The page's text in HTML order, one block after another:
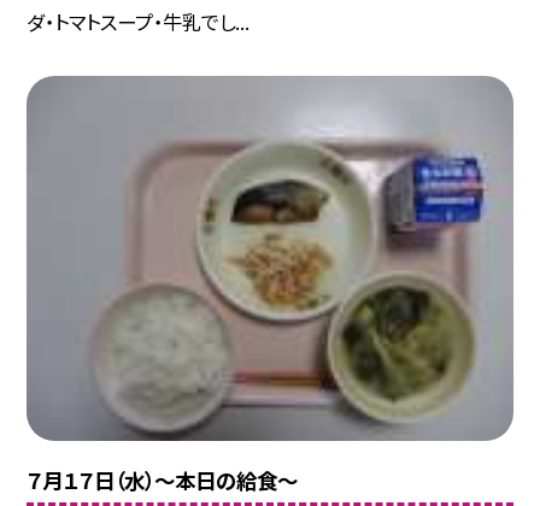
ダ・トマトスープ・牛乳でし...
７月１７日（水）〜本日の給食〜